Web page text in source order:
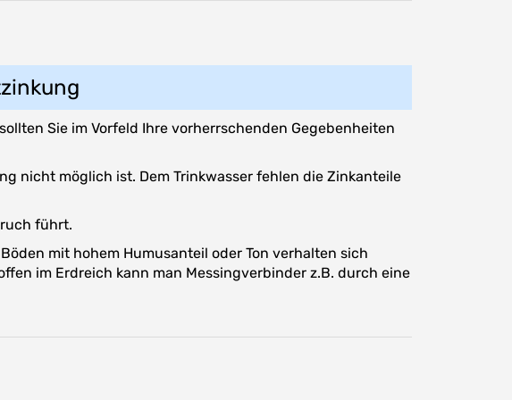
Sie im Vorfeld Ihre vorherrschenden Gegebenheiten
nicht möglich ist. Dem Trinkwasser fehlen die Zinkanteile
führt.
mit hohem Humusanteil oder Ton verhalten sich
im Erdreich kann man Messingverbinder z.B. durch eine